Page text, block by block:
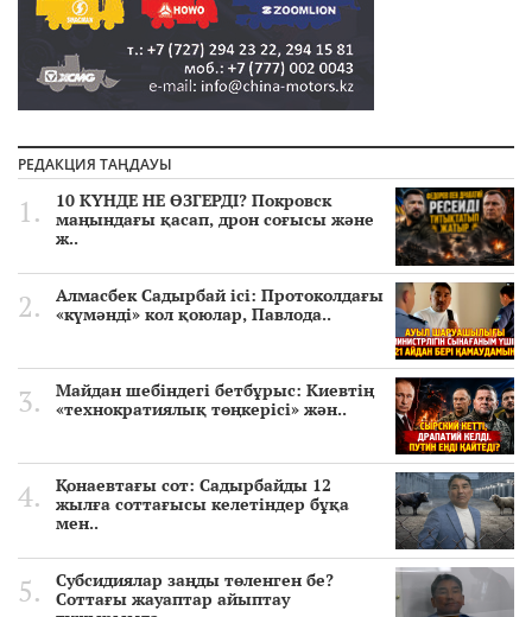
РЕДАКЦИЯ ТАҢДАУЫ
10 КҮНДЕ НЕ ӨЗГЕРДІ? Покровск
маңындағы қасап, дрон соғысы және
ж..
Алмасбек Садырбай ісі: Протоколдағы
«күмәнді» кол қоюлар, Павлода..
Майдан шебіндегі бетбұрыс: Киевтің
«технократиялық төңкерісі» жән..
Қонаевтағы сот: Садырбайды 12
жылға соттағысы келетіндер бұқа
мен..
Субсидиялар заңды төленген бе?
Соттағы жауаптар айыптау